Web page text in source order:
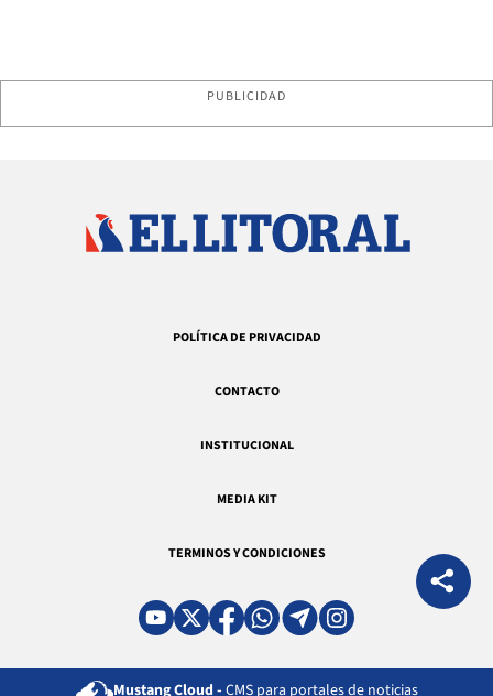
PUBLICIDAD
POLÍTICA DE PRIVACIDAD
CONTACTO
INSTITUCIONAL
MEDIA KIT
TERMINOS Y CONDICIONES
Mustang Cloud - CMS para portales de noticias